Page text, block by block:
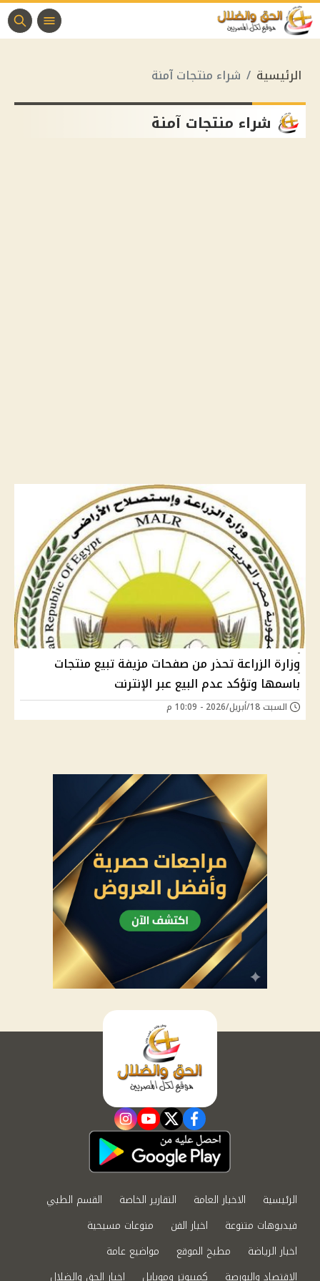
الرئيسية شراء منتجات آمنة
شراء منتجات آمنة
وزارة الزراعة تحذر من صفحات مزيفة تبيع منتجات
باسمها وتؤكد عدم البيع عبر الإنترنت
السبت 18/أبريل/2026 - 10:09 م
facebook
twitter
youtube
instagram
الرئيسية الاخبار العامة التقارير الخاصة
القسم الطبي
فيديوهات متنوعة
اخبار الفن
منوعات مسيحية
اخبار الرياضة
مطبخ الموقع
مواضيع عامة
الاقتصاد والبورصة
كمبيوتر وموبايل اخبار الحق والضلال